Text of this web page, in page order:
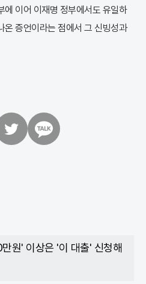
에 이어 이재명 정부에서도 유일하
온 증언이라는 점에서 그 신빙성과
원' 이상은 '이 대출' 신청해